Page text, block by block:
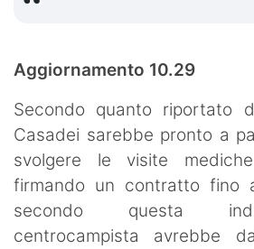
Aggiornamento 10.29
Secondo quanto riportato
Casadei sarebbe pronto a
svolgere le visite
firmando un contratto fino
secondo questa
centrocampista avrebbe